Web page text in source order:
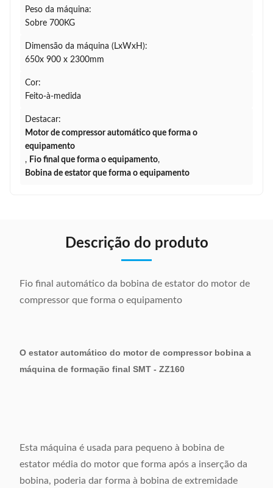
Peso da máquina:
Sobre 700KG
Dimensão da máquina (LxWxH):
650x 900 x 2300mm
Cor:
Feito-à-medida
Destacar:
Motor de compressor automático que forma o
equipamento
, Fio final que forma o equipamento,
Bobina de estator que forma o equipamento
Descrição do produto
Fio final automático da bobina de estator do motor de
compressor que forma o equipamento
O estator automático do motor de compressor bobina a
máquina de formação final SMT - ZZ160
Esta máquina é usada para pequeno à bobina de
estator média do motor que forma após a inserção da
bobina, poderia dar forma à bobina de extremidade